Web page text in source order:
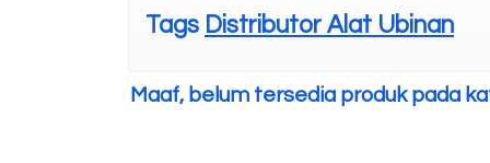
Tags Distributor Alat Ubinan
Maaf, belum tersedia produk pada